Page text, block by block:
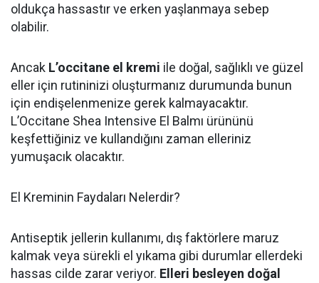
oldukça hassastır ve erken yaşlanmaya sebep
olabilir.
Ancak L’occitane el kremi ile doğal, sağlıklı ve güzel
eller için rutininizi oluşturmanız durumunda bunun
için endişelenmenize gerek kalmayacaktır.
L’Occitane Shea Intensive El Balmı ürününü
keşfettiğiniz ve kullandığını zaman elleriniz
yumuşacık olacaktır.
El Kreminin Faydaları Nelerdir?
Antiseptik jellerin kullanımı, dış faktörlere maruz
kalmak veya sürekli el yıkama gibi durumlar ellerdeki
hassas cilde zarar veriyor. Elleri besleyen doğal